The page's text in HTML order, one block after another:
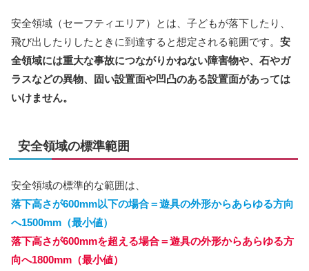
安全領域（セーフティエリア）とは、子どもが落下したり、
飛び出したりしたときに到達すると想定される範囲です。 安
全領域には重大な事故につながりかねない障害物や、石やガ
ラスなどの異物、固い設置面や凹凸のある設置面があっては
いけません。
安全領域の標準範囲
安全領域の標準的な範囲は、
落下高さが600mm以下の場合＝遊具の外形からあらゆる方向
へ1500mm（最小値）
落下高さが600mmを超える場合＝遊具の外形からあらゆる方
向へ1800mm（最小値）